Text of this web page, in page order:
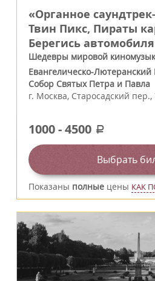
«Органное
Твин Пикс, Пираты
Берегись
Шедевры мировой
Евангелическо-
Собор Святых Петра и Павла
г. Москва, Старосадский пер.,
1000-4500 a
Выбрать
Показаны полные цены КАК